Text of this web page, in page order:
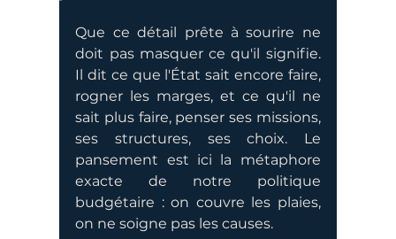
Que ce détail prête à sourire ne
doit pas masquer ce qu'il signifie.
Il dit ce que l'État sait encore faire,
rogner les marges, et ce qu'il ne
sait plus faire, penser ses missions,
ses structures, ses choix. Le
pansement est ici la métaphore
exacte de notre politique
budgétaire : on couvre les plaies,
on ne soigne pas les causes.